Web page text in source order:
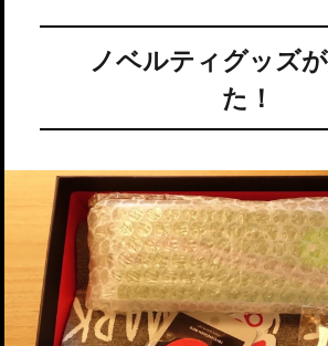
ノベルティグッズ
た！